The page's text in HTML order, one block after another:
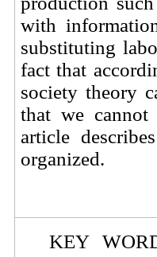
with
substituting
fact that
society theory
that we
article
organized.
KEY